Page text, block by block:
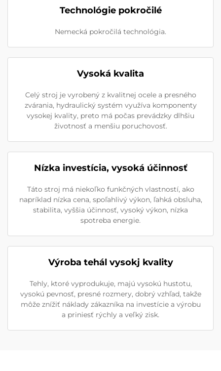
Technológie pokročilé
Nemecká pokročilá technológia.
Vysoká kvalita
Celý stroj je vyrobený z kvalitnej ocele a presného
zvárania, hydraulický systém využíva komponenty
vysokej kvality, preto má počas prevádzky dlhšiu
životnosť a menšiu poruchovosť.
Nízka investícia, vysoká účinnosť
Táto stroj má niekoľko funkčných vlastností, ako
napríklad nízka cena, spoľahlivý výkon, ľahká obsluha,
stabilita, vyššia účinnosť, vysoký výkon, nízka
spotreba energie.
Výroba tehál vysokj kvality
Tehly, ktoré vyprodukuje, majú vysokú hustotu,
vysokú pevnosť, presné rozmery, dobrý vzhľad, takže
môže znížiť náklady zákazníka na investície a výrobu
a priniesť rýchly a veľký zisk.